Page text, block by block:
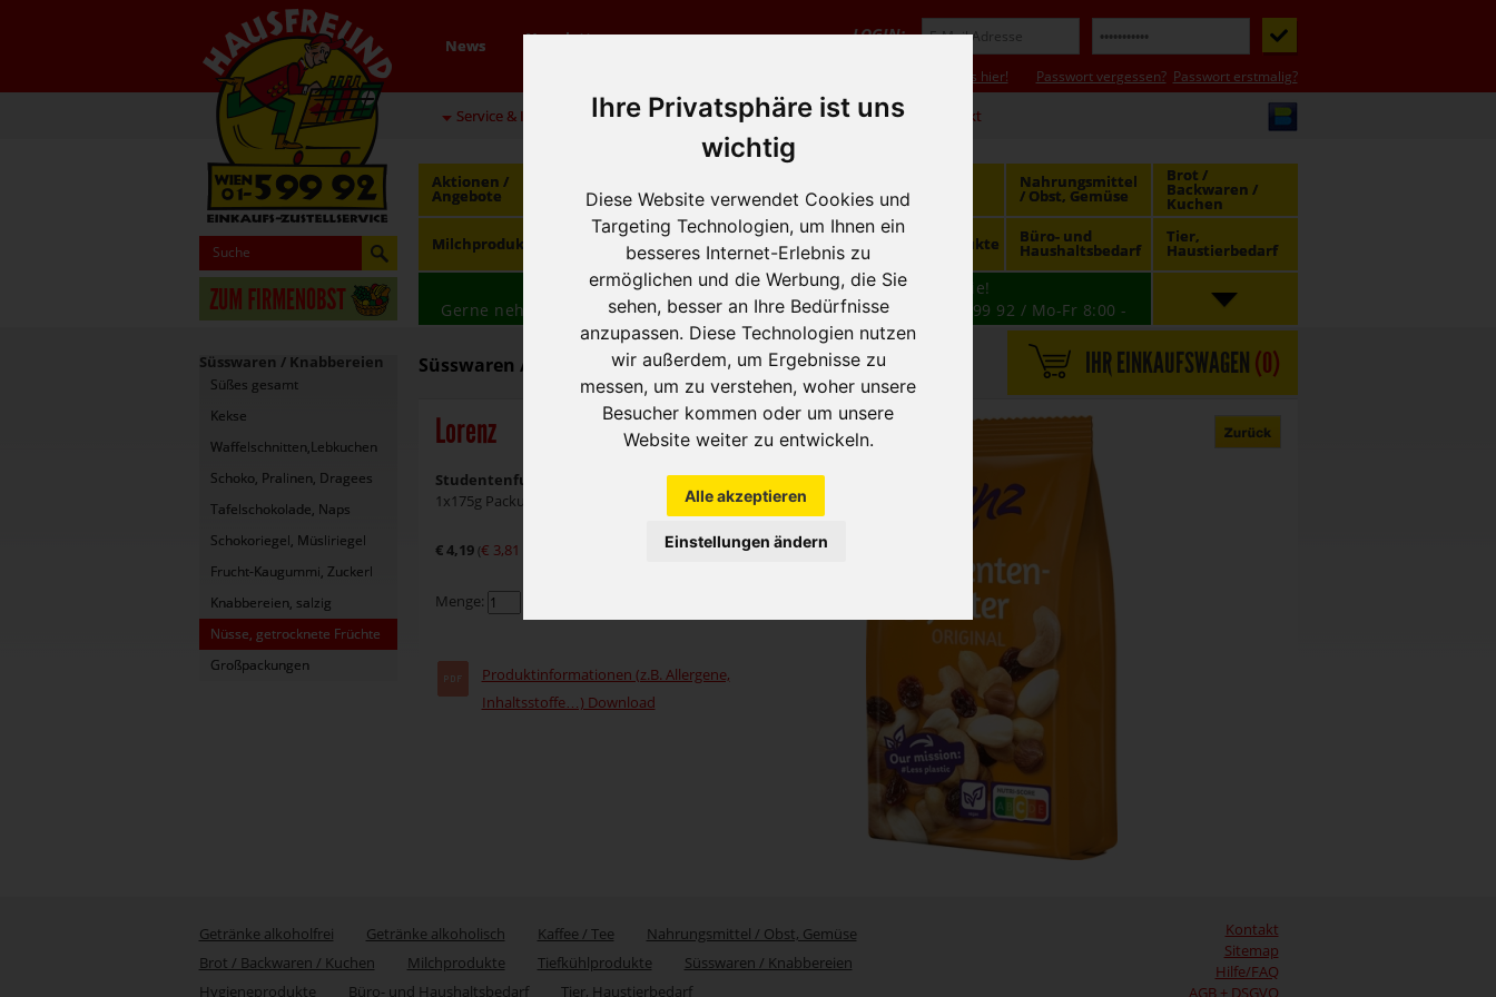
Ihre Privatsphäre ist uns
wichtig
Diese Website verwendet Cookies und
Targeting Technologien, um Ihnen ein
besseres Internet-Erlebnis zu
ermöglichen und die Werbung, die Sie
sehen, besser an Ihre Bedürfnisse
anzupassen. Diese Technologien nutzen
wir außerdem, um Ergebnisse zu
messen, um zu verstehen, woher unsere
Besucher kommen oder um unsere
Website weiter zu entwickeln.
Alle akzeptieren
Einstellungen ändern
News Newsletter LOGIN:
Neukunde? Infos hier! Passwort vergessen? Passwort erstmalig?
Service & Infos 01 / 599 92 office@hausfreund.at Kontakt
Aktionen /
Angebote alkoholfrei alkoholisch Kaffee / Tee Nahrungsmittel
/ Obst, Gemüse
Brot /
Backwaren /
Kuchen
Milchprodukte
Tiefkühlprodukte Süsswaren /
Knabbereien Hygieneprodukte Büro- und
Haushaltsbedarf
Tier,
Haustierbedarf
Wir haben freie und zeitnahe Liefertermine für Sie!
Gerne nehmen wir IhreBESTELLUNGauch TELEFONISCH
auf: 01 599 92 / Mo-Fr 8:00 -
16:30
Süsswaren / Knabbereien
Süßes gesamt
Kekse
Waffelschnitten,Lebkuchen
Schoko, Pralinen, Dragees
Tafelschokolade, Naps
Schokoriegel, Müsliriegel
Frucht-Kaugummi, Zuckerl
Knabbereien, salzig
Nüsse, getrocknete Früchte
Großpackungen
Süsswaren / Knabbereien - Nüsse, getrocknete Früchte IHR EINKAUFSWAGEN(0)
Lorenz
Studentenfutter Original
1x175g Packung
€ 4,19 (€ 3,81
Menge:
Produktinformationen (z.B. Allergene,
Inhaltsstoffe…) Download
Getränke alkoholfrei Getränke alkoholisch Kaffee / Tee
Nahrungsmittel / Obst, Gemüse
Brot / Backwaren / Kuchen
Milchprodukte Tiefkühlprodukte
Süsswaren / Knabbereien
Hygieneprodukte
Büro- und Haushaltsbedarf Tier, Haustierbedarf
Kontakt
Sitemap
Hilfe/FAQ
AGB + DSGVO